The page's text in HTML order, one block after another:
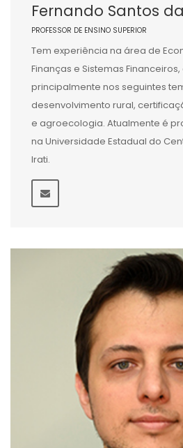
Fernando Santos
PROFESSOR DE ENSINO SUPERIOR
Tem experiência na área de
Finanças e Sistemas
principalmente nos seguintes
desenvolvimento rural,
e agroecologia. Atualmente é
na Universidade Estadual do
Irati.